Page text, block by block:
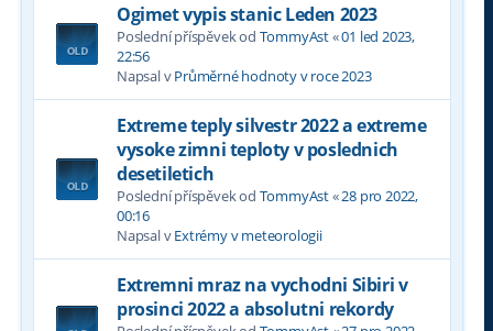
Ogimet vypis stanic Leden 2023
Poslední příspěvek od TommyAst«01 led 2023,
22:56
Napsal vPrůměrné hodnoty v roce 2023
Extreme teply silvestr 2022 a extreme
vysoke zimni teploty v poslednich
desetiletich
Poslední příspěvek od TommyAst«28 pro 2022,
00:16
Napsal vExtrémy v meteorologii
Extremni mraz na vychodni Sibiri v
prosinci 2022 a absolutni rekordy